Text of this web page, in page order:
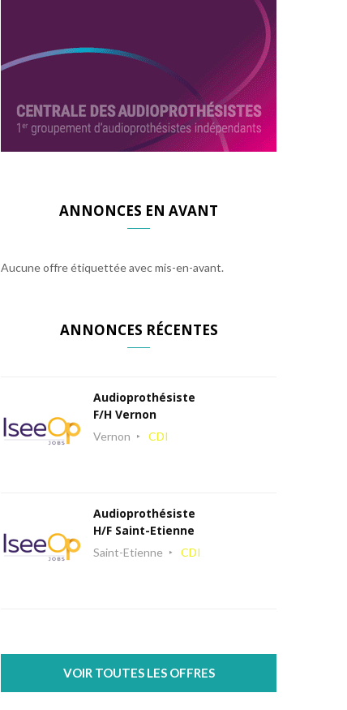
ANNONCES EN AVANT
Aucune offre étiquettée avec mis-en-avant.
ANNONCES RÉCENTES
Audioprothésiste
F/H Vernon
Vernon CDI
Audioprothésiste
H/F Saint-Etienne
Saint-Etienne CDI
VOIR TOUTES LES OFFRES